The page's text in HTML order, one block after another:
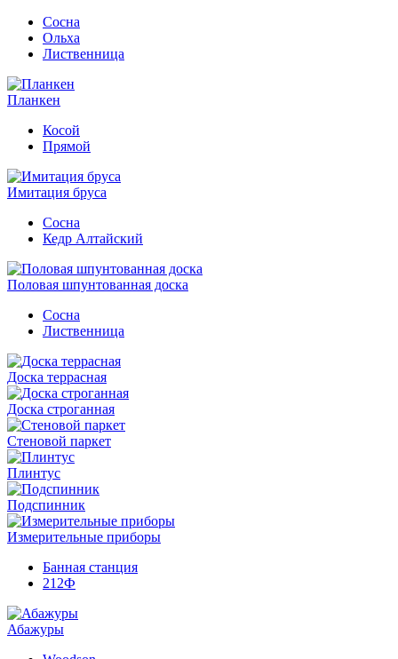
Сосна
Ольха
Лиственница
Планкен
Косой
Прямой
Имитация бруса
Сосна
Кедр Алтайский
Половая шпунтованная доска
Сосна
Лиственница
Доска террасная
Доска строганная
Стеновой паркет
Плинтус
Подспинник
Измерительные приборы
Банная станция
212Ф
Абажуры